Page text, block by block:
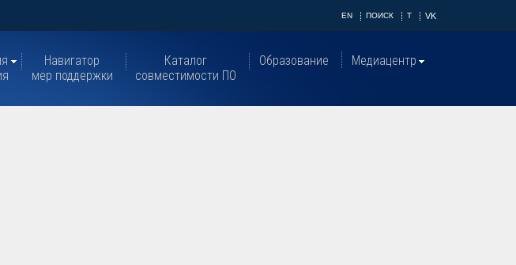
EN ПОИСК T VK
Навигатор
мер поддержки
Каталог
совместимости ПО
Образование Медиацентр